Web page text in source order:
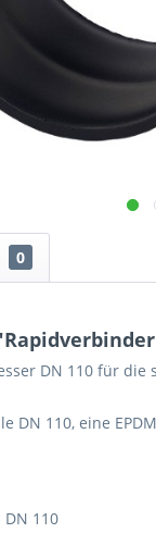
0
DN 110 für die
DN 110, eine
110